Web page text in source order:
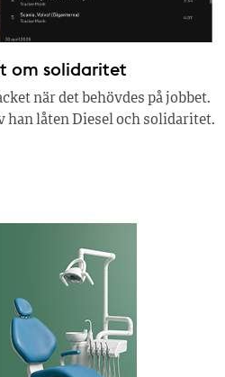
om solidaritet
när det behövdes på jobbet.
han låten Diesel och solidaritet.